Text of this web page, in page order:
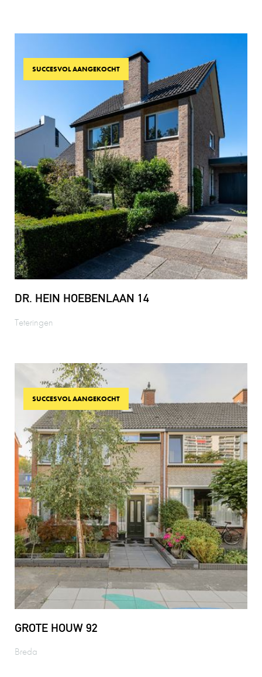
SUCCESVOL AANGEKOCHT
DR. HEIN HOEBENLAAN 14
Teteringen
SUCCESVOL AANGEKOCHT
GROTE HOUW 92
Breda